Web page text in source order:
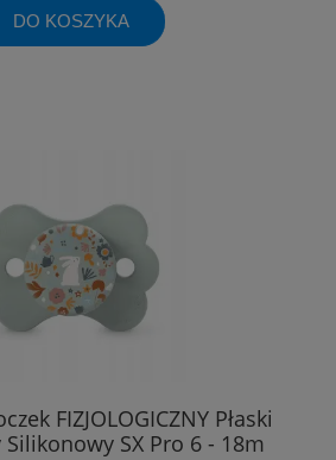
DO KOSZYKA
FIZJOLOGICZNY Płaski
SX Pro 6 - 18m